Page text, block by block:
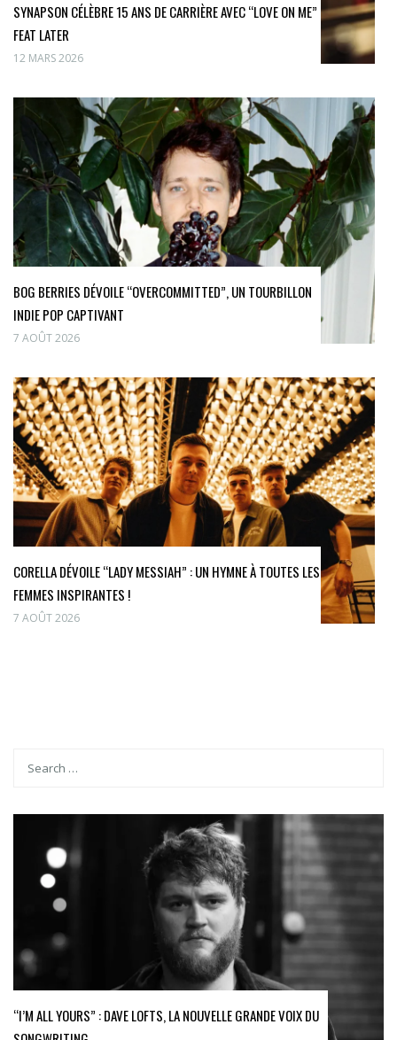
SYNAPSON CÉLÈBRE 15 ANS DE CARRIÈRE AVEC “LOVE ON ME”
FEAT LATER
12 MARS 2026
BOG BERRIES DÉVOILE “OVERCOMMITTED”, UN TOURBILLON
INDIE POP CAPTIVANT
7 AOÛT 2026
CORELLA DÉVOILE “LADY MESSIAH” : UN HYMNE À TOUTES LES
FEMMES INSPIRANTES !
7 AOÛT 2026
“I’M ALL YOURS” : DAVE LOFTS, LA NOUVELLE GRANDE VOIX DU